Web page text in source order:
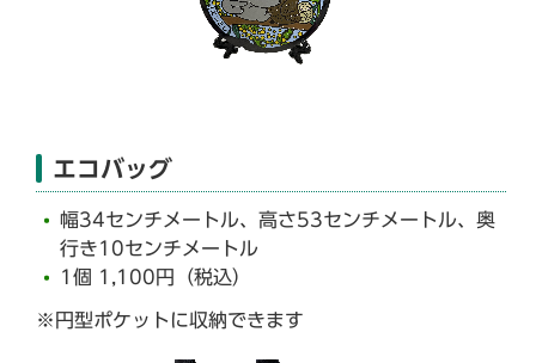
エコバッグ
幅34センチメートル、高さ53センチメートル、奥
行き10センチメートル
1個 1,100円（税込）
※円型ポケットに収納できます